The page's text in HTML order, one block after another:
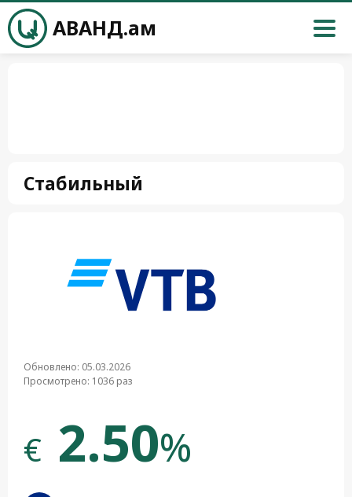
АВАНД.ам
Стабильный
Обновлено: 05.03.2026
Просмотрено: 1036 раз
€ 2.50%